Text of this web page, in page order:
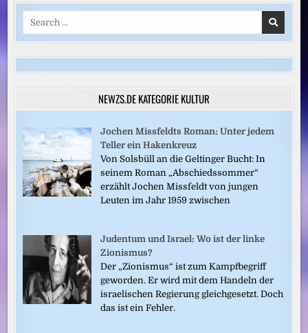
NEWZS.DE KATEGORIE KULTUR
Jochen Missfeldts Roman: Unter jedem
Teller ein Hakenkreuz
Von Solsbüll an die Geltinger Bucht: In
seinem Roman „Abschiedssommer“
erzählt Jochen Missfeldt von jungen
Leuten im Jahr 1959 zwischen
Judentum und Israel: Wo ist der linke
Zionismus?
Der „Zionismus“ ist zum Kampfbegriff
geworden. Er wird mit dem Handeln der
israelischen Regierung gleichgesetzt. Doch
das ist ein Fehler.